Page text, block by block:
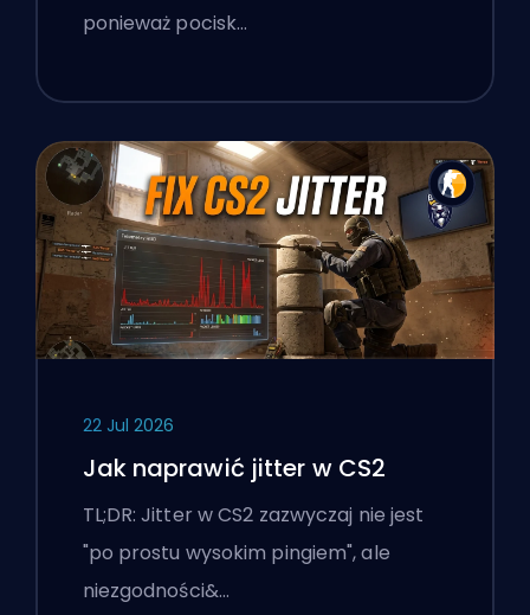
ponieważ pocisk…
22 Jul 2026
Jak naprawić jitter w CS2
TL;DR: Jitter w CS2 zazwyczaj nie jest
"po prostu wysokim pingiem", ale
niezgodności&…